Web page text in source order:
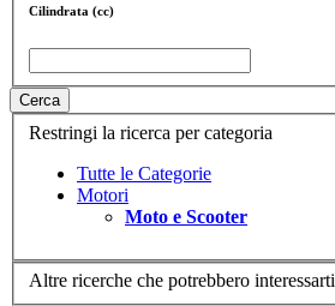
Cilindrata (cc)
Cerca
Restringi la ricerca per categoria
Tutte le Categorie
Motori
Moto e Scooter
Altre ricerche che potrebbero interessarti